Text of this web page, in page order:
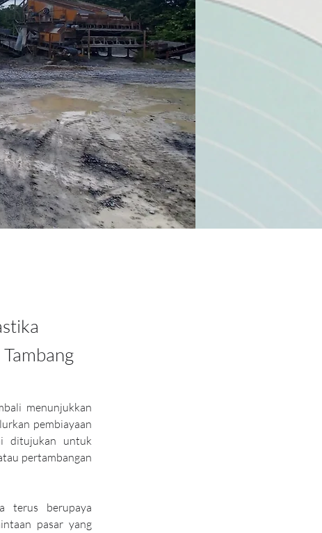
menunjukkan
pembiayaan
ditujukan untuk
pertambangan
terus berupaya
pasar yang